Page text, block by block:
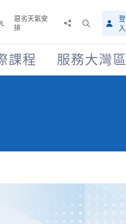
惡劣天氣安
排
搜
尋
介
面
登
入
課程 服務大灣區